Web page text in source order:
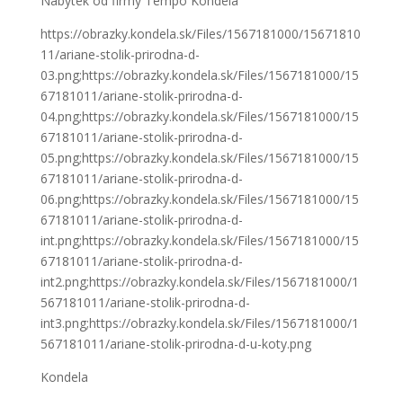
https://obrazky.kondela.sk/Files/1567181000/15671810
11/ariane-stolik-prirodna-d-
03.png;https://obrazky.kondela.sk/Files/1567181000/15
67181011/ariane-stolik-prirodna-d-
04.png;https://obrazky.kondela.sk/Files/1567181000/15
67181011/ariane-stolik-prirodna-d-
05.png;https://obrazky.kondela.sk/Files/1567181000/15
67181011/ariane-stolik-prirodna-d-
06.png;https://obrazky.kondela.sk/Files/1567181000/15
67181011/ariane-stolik-prirodna-d-
int.png;https://obrazky.kondela.sk/Files/1567181000/15
67181011/ariane-stolik-prirodna-d-
int2.png;https://obrazky.kondela.sk/Files/1567181000/1
567181011/ariane-stolik-prirodna-d-
int3.png;https://obrazky.kondela.sk/Files/1567181000/1
567181011/ariane-stolik-prirodna-d-u-koty.png
Kondela